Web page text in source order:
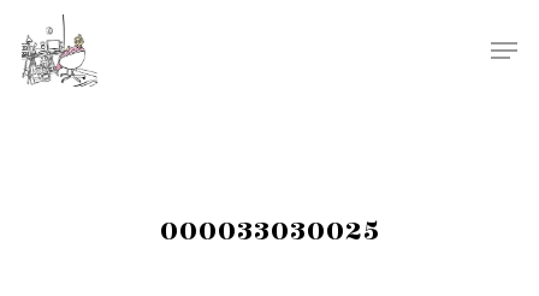
000033030025